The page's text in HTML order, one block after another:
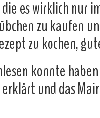
es wirklich nur
zu kaufen
zu kochen,
konnte
und das